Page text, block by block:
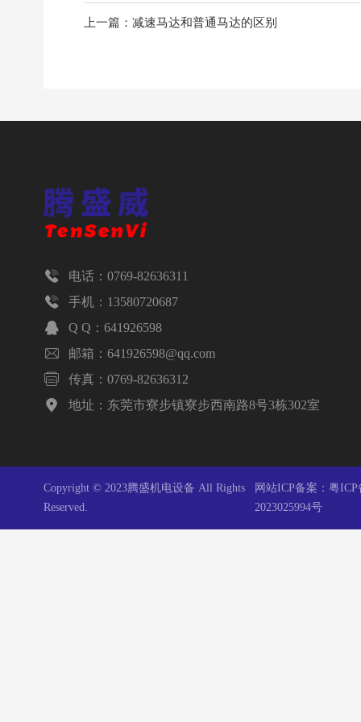
上一篇：减速马达和普通马达的区别
 电话：0769-82636311
 手机：13580720687
 Q Q：641926598
 邮箱：641926598@qq.com
 传真：0769-82636312
 地址：东莞市寮步镇寮步西南路8号3栋302室
Copyright © 2023腾盛机电设备 All Rights
Reserved.
网站ICP备案： 粤ICP
2023025994号